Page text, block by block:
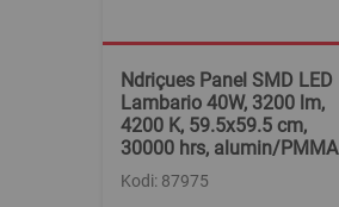
Ndriçues Panel SMD LED
Lambario 40W, 3200 lm,
4200 K, 59.5x59.5 cm,
30000 hrs, alumin/PMMA
Kodi: 87975